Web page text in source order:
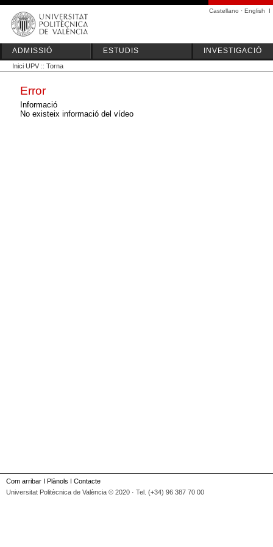
Castellano · English I
ADMISSIÓ ESTUDIS INVESTIGACIÓ
Inici UPV :: Torna
Error
Informació
No existeix informació del vídeo
Com arribar I Plànols I Contacte
Universitat Politècnica de València © 2020 · Tel. (+34) 96 387 70 00